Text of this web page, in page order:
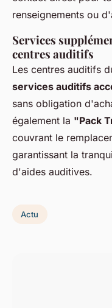
renseignements ou
Services
centres auditifs
Les centres auditifs
services auditifs
sans obligation
également la "Pack
couvrant le
garantissant la
d'aides auditives.
Actu